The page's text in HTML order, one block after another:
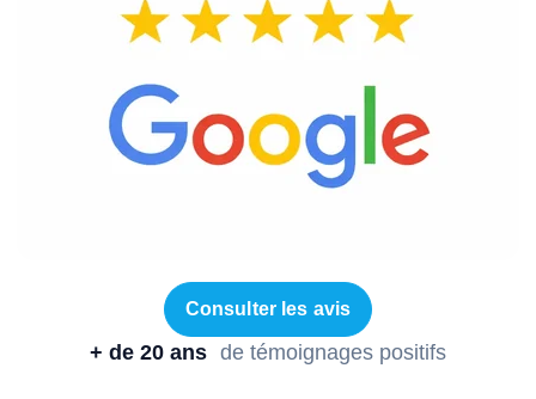
Consulter les avis
+ de 20 ans de témoignages positifs